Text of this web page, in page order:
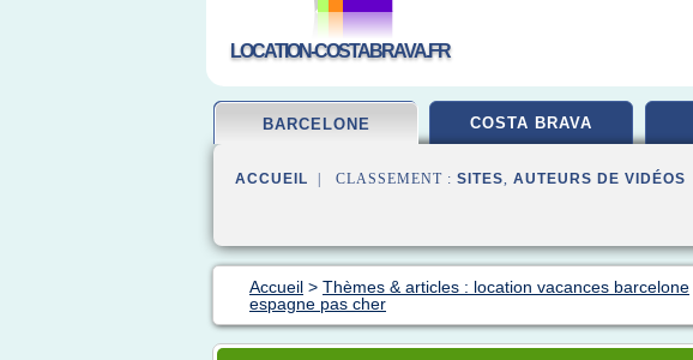
LOCATION-COSTABRAVA.FR
BARCELONE COSTA BRAVA
ACCUEIL | CLASSEMENT : SITES, AUTEURS DE VIDÉOS
Accueil > Thèmes & articles : location vacances barcelone
espagne pas cher